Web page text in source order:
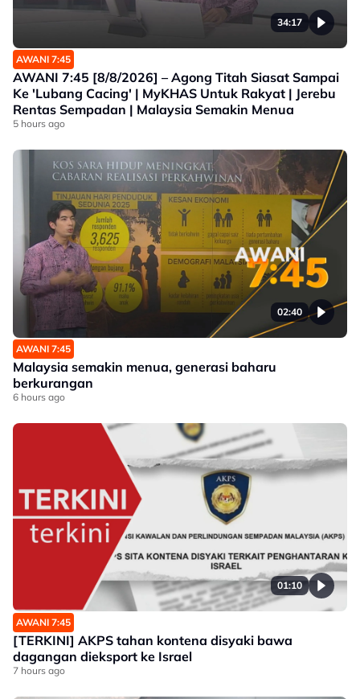
34:17
AWANI 7:45
AWANI 7:45 [8/8/2026] – Agong Titah Siasat Sampai
Ke 'Lubang Cacing' | MyKHAS Untuk Rakyat | Jerebu
Rentas Sempadan | Malaysia Semakin Menua
5 hours ago
02:40
AWANI 7:45
Malaysia semakin menua, generasi baharu
berkurangan
6 hours ago
01:10
AWANI 7:45
[TERKINI] AKPS tahan kontena disyaki bawa
dagangan dieksport ke Israel
7 hours ago